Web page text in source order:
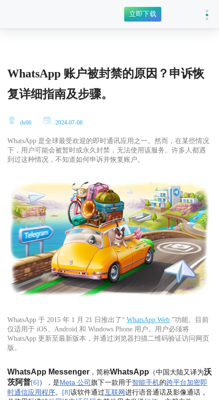
立即下载
WhatsApp 账户被封禁的原因？申诉恢
复详细指南及步骤。
ds66 2024-07-08
WhatsApp 是全球最受欢迎的即时通讯应用之一。然而，在某些情况
下，用户可能会被暂时或永久封禁，无法使用该服务。许多人都遇
到过这种情况，不知道如何申诉并恢复账户。
WhatsApp 于 2015 年 1 月 21 日推出了“ WhatsApp Web ”功能。目前
仅适用于 iOS、Android 和 Windows Phone 用户。用户必须将
WhatsApp 更新至最新版本，并通过浏览器扫描二维码验证访问网页
版。
WhatsApp Messenger ，简称WhatsApp （中国大陆又译为沃
茨阿普[6] ），是Meta 公司旗下一款用于智能手机的跨平台加密即
时通信应用程序。 [8]该软件通过互联网进行语音通话及影像通话，